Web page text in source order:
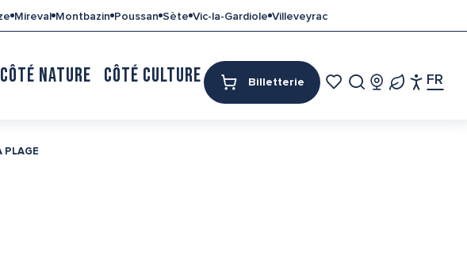
Billetterie FR
Mireval Montbazin Poussan Sète Vic-la-Gardiole Villeveyrac
CÔTÉ NATURE CÔTÉ CULTURE MON SÉJOUR
PLAGE